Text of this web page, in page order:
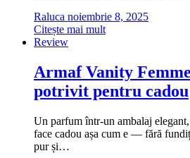
Raluca noiembrie 8, 2025
Citește mai mult
Review
Armaf Vanity
potrivit pentru cadou
Un parfum într-un ambalaj
face cadou așa cum e — fără
pur și…